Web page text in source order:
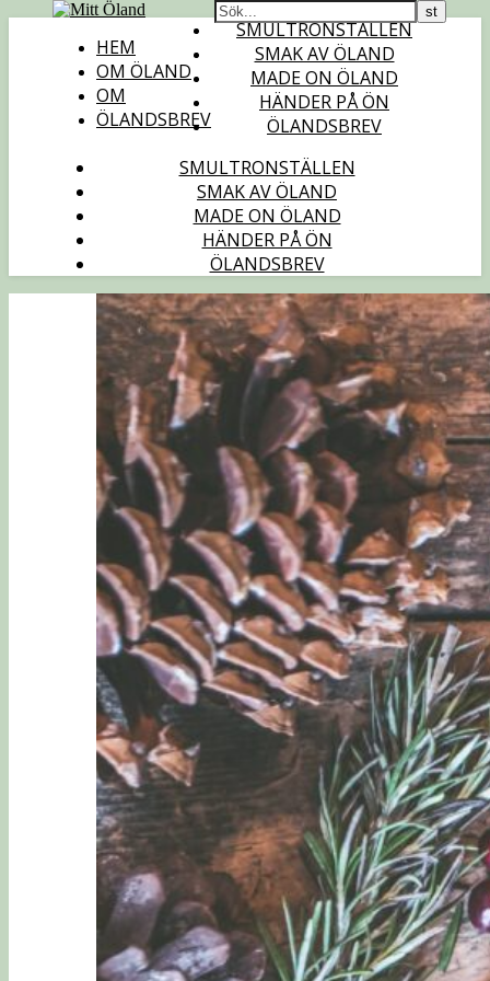
HEM
OM ÖLAND
OM
ÖLANDSBREV
SMULTRONSTÄLLEN
SMAK AV ÖLAND
MADE ON ÖLAND
HÄNDER PÅ ÖN
ÖLANDSBREV
SMULTRONSTÄLLEN
SMAK AV ÖLAND
MADE ON ÖLAND
HÄNDER PÅ ÖN
ÖLANDSBREV